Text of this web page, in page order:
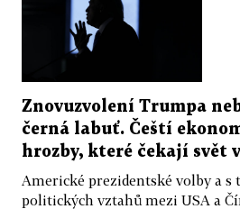
Znovuzvolení Trumpa
černá labuť. Čeští
hrozby, které čekají svět
Americké prezidentské volby a s
politických vztahů mezi USA a